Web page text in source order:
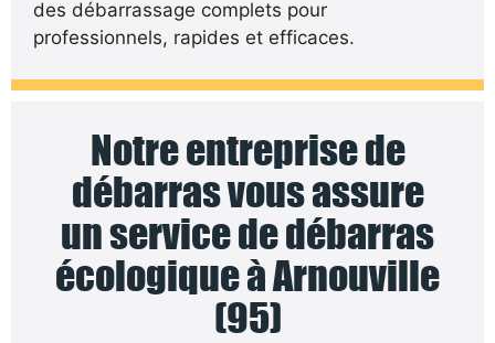
des débarrassage complets pour
professionnels, rapides et efficaces.
Notre entreprise de
débarras vous assure
un service de débarras
écologique à Arnouville
(95)